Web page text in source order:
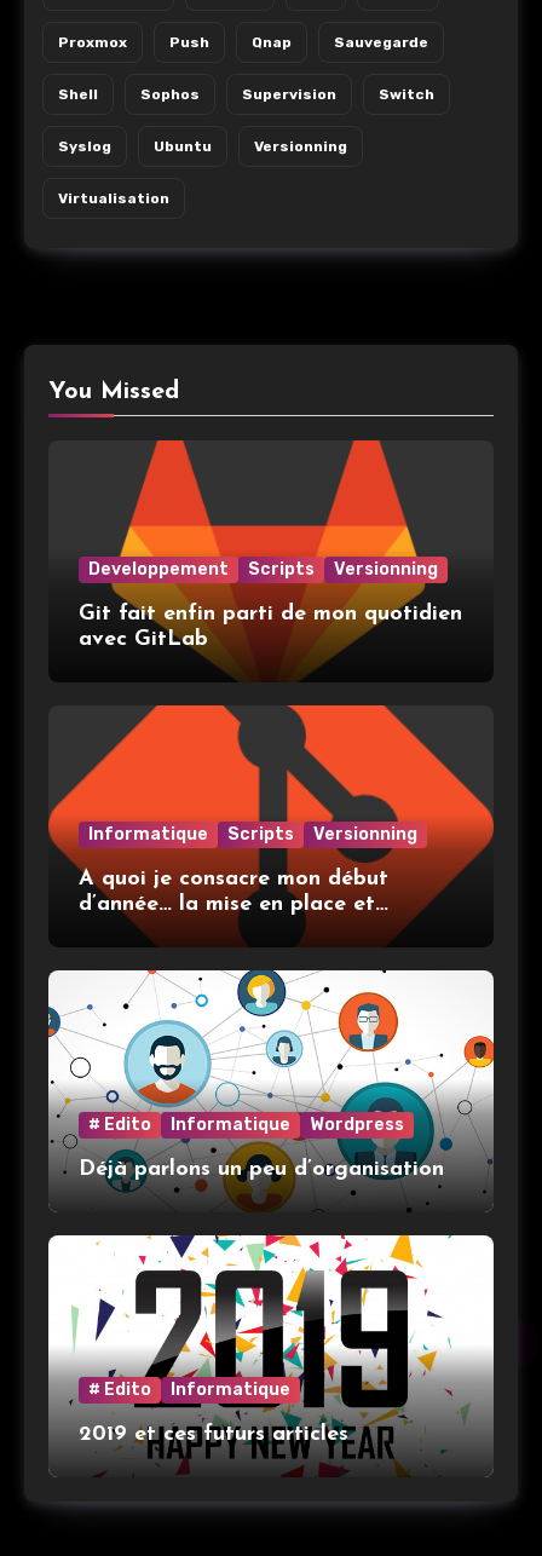
Proxmox Push Qnap Sauvegarde
Shell Sophos Supervision Switch
Syslog Ubuntu Versionning
Virtualisation
You Missed
Developpement Scripts Versionning
Git fait enfin parti de mon quotidien
avec GitLab
Informatique Scripts Versionning
A quoi je consacre mon début
d’année… la mise en place et
l’utilisation de git
# Edito Informatique Wordpress
Déjà parlons un peu d’organisation
# Edito Informatique
2019 et ces futurs articles